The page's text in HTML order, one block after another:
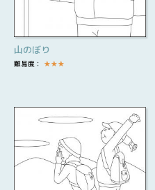
山のぼり
難易度： ★★★